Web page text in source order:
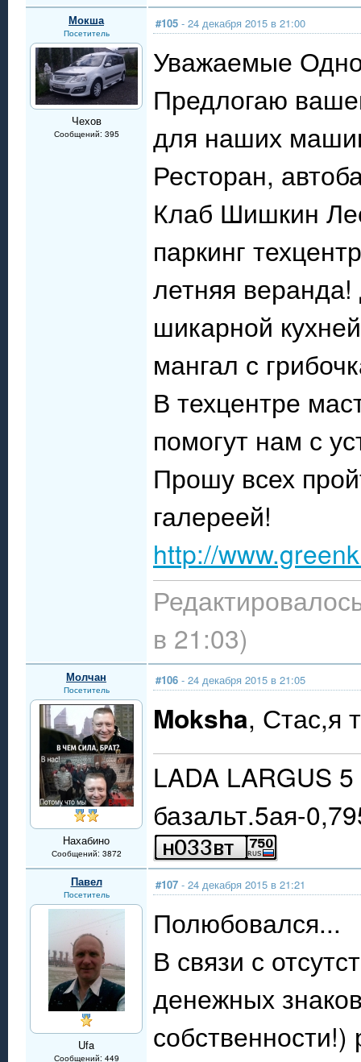
Мокша
Посетитель
Чехов
Сообщений: 395
#105 - 24 декабря 2015 в 21:00
Уважаемые
Предлогаю
для наших
Ресторан,
Клаб Шишкин
паркинг
летняя
шикарной
мангал с
В техцентре
помогут нам с
Прошу всех
галереей!
http://
в 21:03)
Молчан
Посетитель
Нахабино
Сообщений: 3872
#106 - 24 декабря 2015 в 21:05
Moksha, Стас,я
LADA LARGUS
базальт.5ая-
Павел
Посетитель
Ufa
Сообщений: 449
#107 - 24 декабря 2015 в 21:21
Полюбовался...
В связи с
денежных